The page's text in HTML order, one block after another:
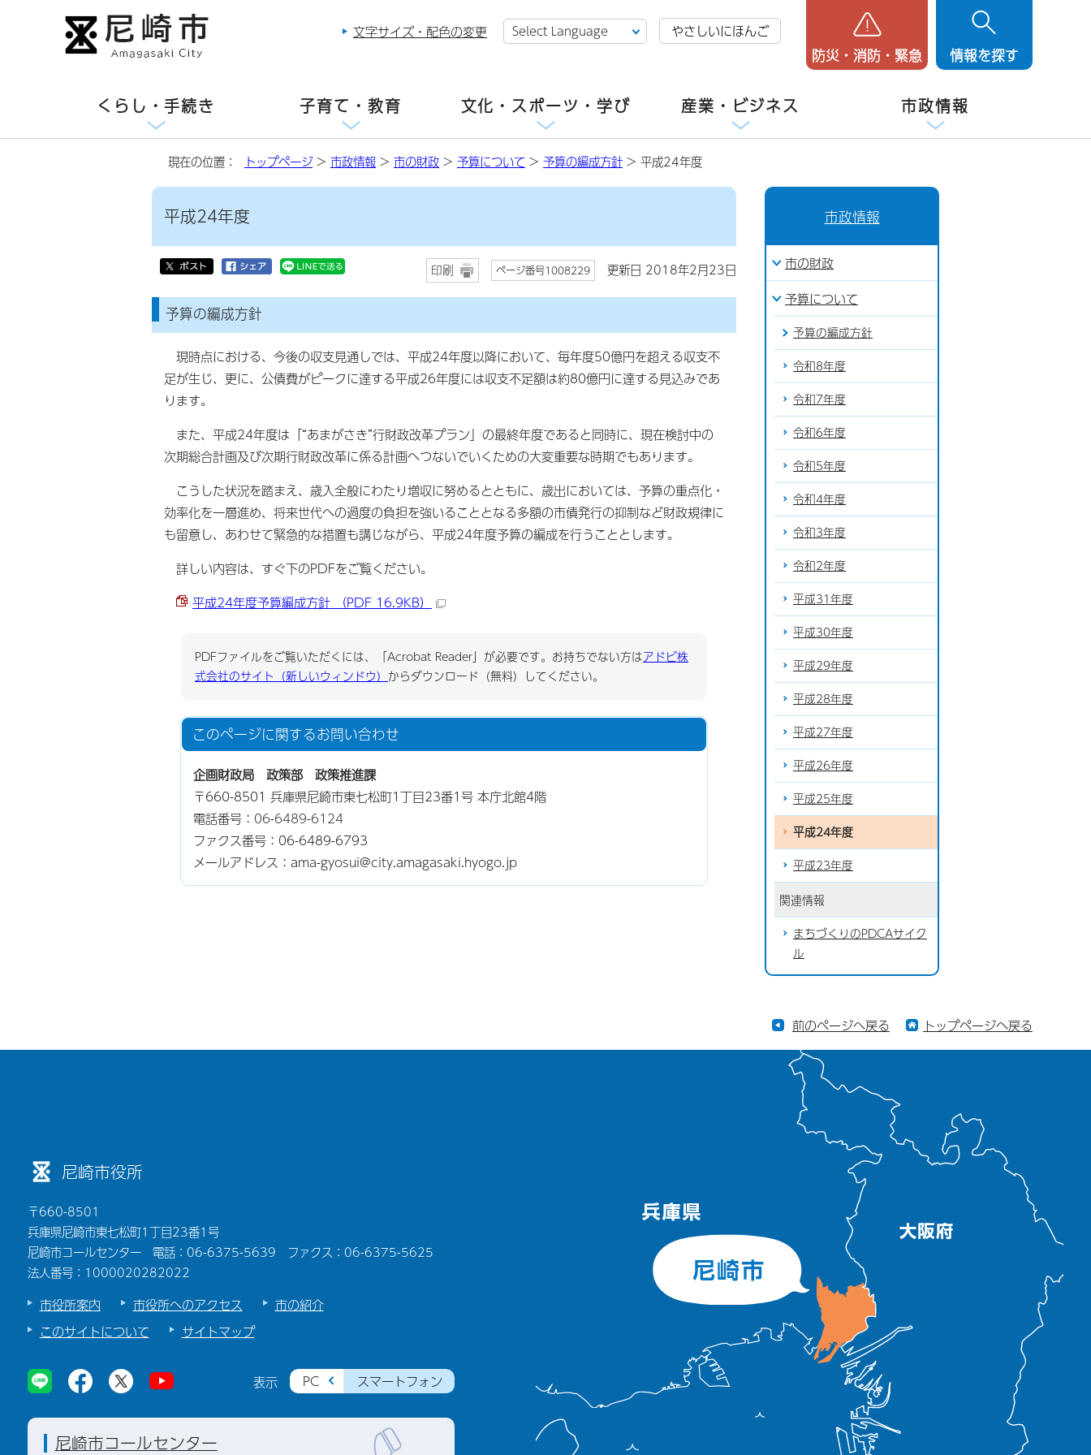
文字サイズ・配色の変更 やさしいにほんご
防災・消防・緊急 情報を探す
くらし・手続き 子育て・教育 文化・スポーツ・学び 産業・ビジネス 市政情報
現在の位置： トップページ> 市政情報 > 市の財政 > 予算について > 予算の編成方針 > 平成24年度
平成24年度
印刷 ページ番号1008229 更新日 2018年2月23日
予算の編成方針
現時点における、今後の収支見通しでは、平成24年度以降において、毎年度50億円を超える収支不
足が生じ、更に、公債費がピークに達する平成26年度には収支不足額は約80億円に達する見込みであ
ります。
また、平成24年度は「“あまがさき”行財政改革プラン」の最終年度であると同時に、現在検討中の
次期総合計画及び次期行財政改革に係る計画へつないでいくための大変重要な時期でもあります。
こうした状況を踏まえ、歳入全般にわたり増収に努めるとともに、歳出においては、予算の重点化・
効率化を一層進め、将来世代への過度の負担を強いることとなる多額の市債発行の抑制など財政規律に
も留意し、あわせて緊急的な措置も講じながら、平成24年度予算の編成を行うこととします。
詳しい内容は、すぐ下のPDFをご覧ください。
平成24年度予算編成方針 （PDF 16.9KB）
PDFファイルをご覧いただくには、「Acrobat Reader」が必要です。お持ちでない方はアドビ株
式会社のサイト（新しいウィンドウ） からダウンロード（無料）してください。
このページに関するお問い合わせ
企画財政局 政策部 政策推進課
〒660-8501 兵庫県尼崎市東七松町1丁目23番1号 本庁北館4階
電話番号： 06-6489-6124
ファクス番号：06-6489-6793
メールアドレス：ama-gyosui@city.amagasaki.hyogo.jp
市政情報
市の財政
予算について
予算の編成方針
令和8年度
令和7年度
令和6年度
令和5年度
令和4年度
令和3年度
令和2年度
平成31年度
平成30年度
平成29年度
平成28年度
平成27年度
平成26年度
平成25年度
平成24年度
平成23年度
関連情報
まちづくりのPDCAサイク
ル
前のページへ戻る トップページへ戻る
尼崎市役所
〒660-8501
兵庫県尼崎市東七松町1丁目23番1号
尼崎市コールセンター 電話：06-6375-5639 ファクス：06-6375-5625
法人番号：1000020282022
市役所案内 市役所へのアクセス
市の紹介
このサイトについて
サイトマップ
表示 PC スマートフォン
尼崎市コールセンター